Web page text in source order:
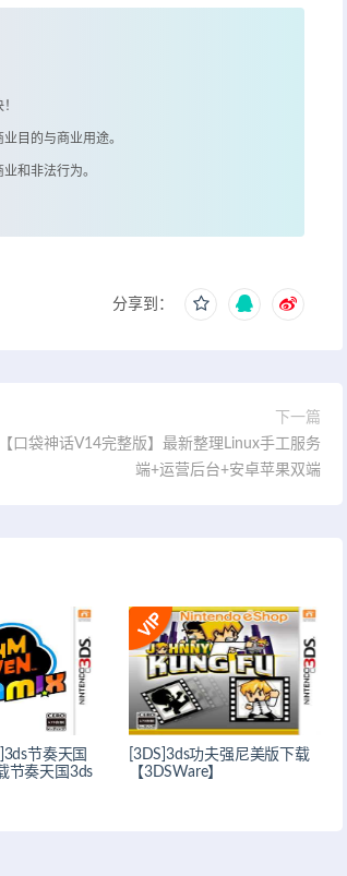
目的与商业用途。
和非法行为。
分享到：
下一篇
口袋神话V14完整版】最新整理Linux手工服务
端+运营后台+安卓苹果双端
节奏天国
节奏天国3ds
[3DS]3ds功夫强尼美版下载
【3DSWare】